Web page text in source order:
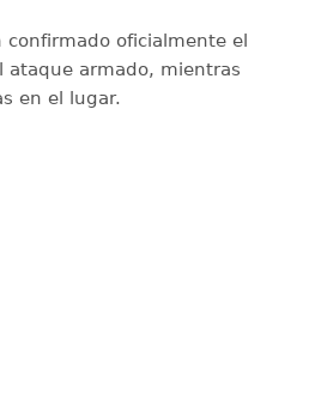
confirmado oficialmente el
ataque armado, mientras
en el lugar.